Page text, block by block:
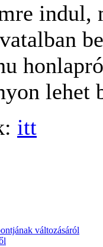
indul,
lehet
itt
változásáról